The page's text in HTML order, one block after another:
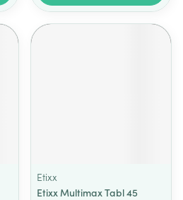
Etixx
Etixx Multimax Tabl 45